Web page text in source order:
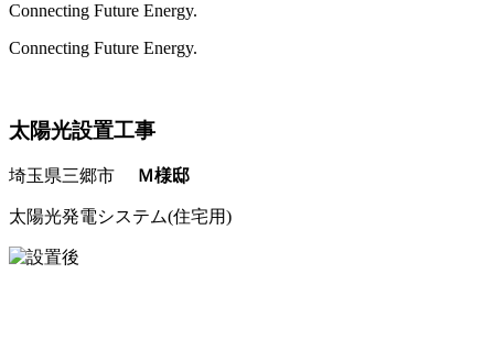
Connecting Future Energy.
Connecting Future Energy.
太陽光設置工事
埼玉県三郷市 Ｍ様邸
太陽光発電システム(住宅用)